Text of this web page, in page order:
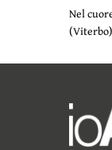
Nel